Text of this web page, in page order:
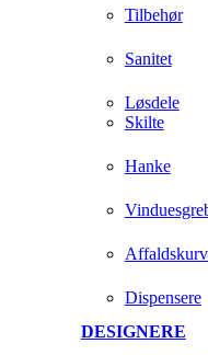
Tilbehør
Sanitet
Løsdele
Skilte
Hanke
Dispensere
DESIGNERE